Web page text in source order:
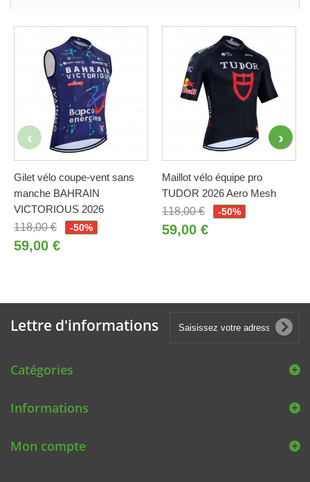
Gilet vélo coupe-vent sans
manche BAHRAIN
VICTORIOUS 2026
118,00 €
-50%
59,00 €
Maillot vélo équipe pro
TUDOR 2026 Aero Mesh
118,00 €
-50%
59,00 €
Lettre d'informations
Catégories
Informations
Mon compte